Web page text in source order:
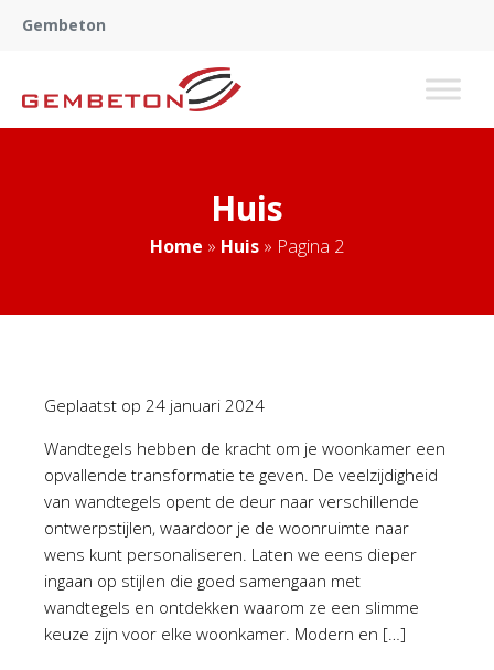
Gembeton
Huis
Home » Huis » Pagina 2
Geplaatst op 24 januari 2024
Wandtegels hebben de kracht om je woonkamer een
opvallende transformatie te geven. De veelzijdigheid
van wandtegels opent de deur naar verschillende
ontwerpstijlen, waardoor je de woonruimte naar
wens kunt personaliseren. Laten we eens dieper
ingaan op stijlen die goed samengaan met
wandtegels en ontdekken waarom ze een slimme
keuze zijn voor elke woonkamer. Modern en […]